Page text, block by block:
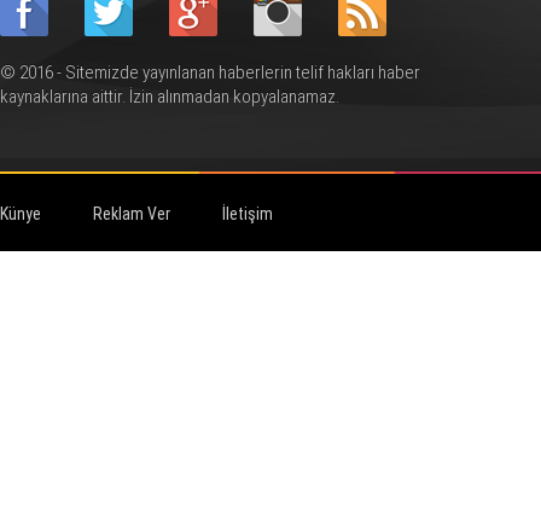
© 2016 - Sitemizde yayınlanan haberlerin telif hakları haber
kaynaklarına aittir. İzin alınmadan kopyalanamaz.
Künye Reklam Ver İletişim